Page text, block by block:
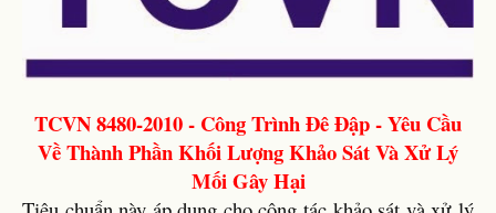
TCVN 8480-2010 - Công Trình Đê Đập - Yêu Cầu
Về Thành Phần Khối Lượng Khảo Sát Và Xử Lý
Mối Gây Hại